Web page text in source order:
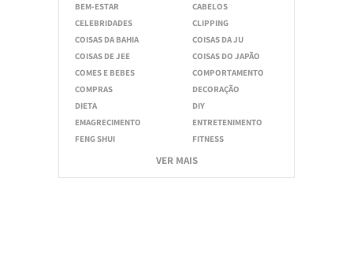
BEM-ESTAR
CABELOS
CELEBRIDADES
CLIPPING
COISAS DA BAHIA
COISAS DA JU
COISAS DE JEE
COISAS DO JAPÃO
COMES E BEBES
COMPORTAMENTO
COMPRAS
DECORAÇÃO
DIETA
DIY
EMAGRECIMENTO
ENTRETENIMENTO
FENG SHUI
FITNESS
VER MAIS